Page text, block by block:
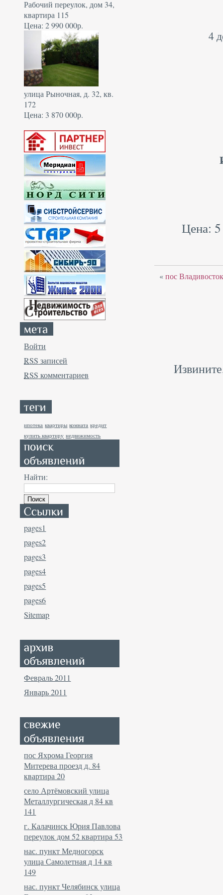
Рабочий переулок, дом 34,
квартира 115
Цена: 2 990 000р.
улица Рыночная, д. 32, кв.
172
Цена: 3 870 000р.
Войти
RSS записей
RSS комментариев
ипотека квартиры комната кредит
купить квартиру недвижимость
Найти:
pages1
pages2
pages3
pages4
pages5
pages6
Sitemap
Февраль 2011
Январь 2011
пос Яхрома Георгия
Митерева проезд д. 84
квартира 20
село Артёмовский улица
Металлургическая д 84 кв
141
г. Калачинск Юрия Павлова
переулок дом 52 квартира 53
нас. пункт Медногорск
улица Самолетная д 14 кв
149
нас. пункт Челябинск улица
4
Цена:
«пос